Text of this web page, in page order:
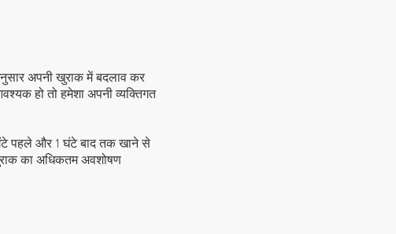
अपनी खुराक में बदलाव कर
हो तो हमेशा अपनी व्यक्तिगत
पहले और 1 घंटे बाद तक खाने से
का अधिकतम अवशोषण